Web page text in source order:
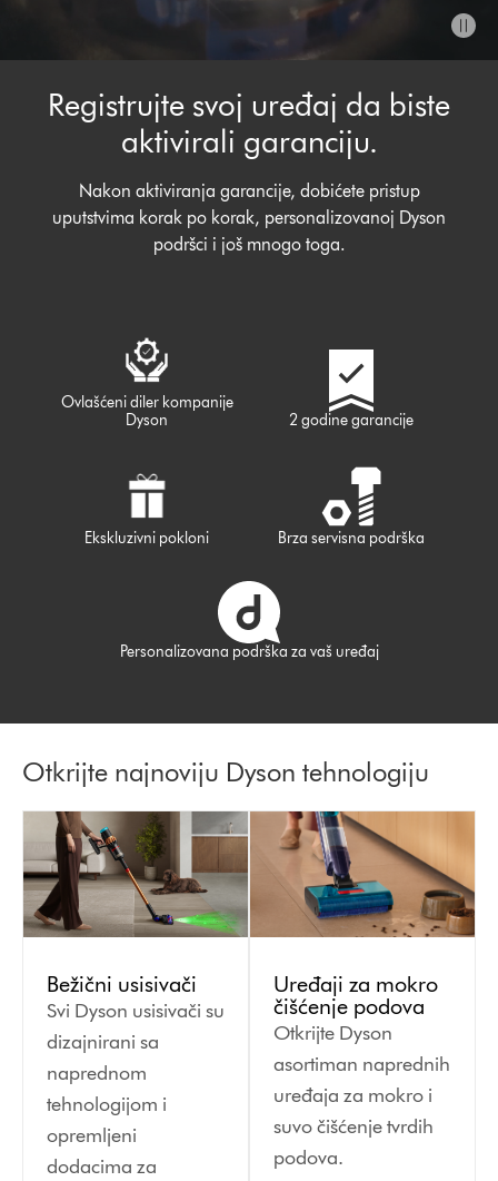
Registrujte svoj uređaj da biste
aktivirali garanciju.
Nakon aktiviranja garancije, dobićete pristup
uputstvima korak po korak, personalizovanoj Dyson
podršci i još mnogo toga.
Ovlašćeni diler kompanije
Dyson
2 godine garancije
Ekskluzivni pokloni Brza servisna podrška
Personalizovana podrška za vaš uređaj
Otkrijte najnoviju Dyson tehnologiju
Bežični usisivači
Svi Dyson usisivači su
dizajnirani sa
naprednom
tehnologijom i
opremljeni
dodacima za
Uređaji za mokro
čišćenje podova
Otkrijte Dyson
asortiman naprednih
uređaja za mokro i
suvo čišćenje tvrdih
podova.